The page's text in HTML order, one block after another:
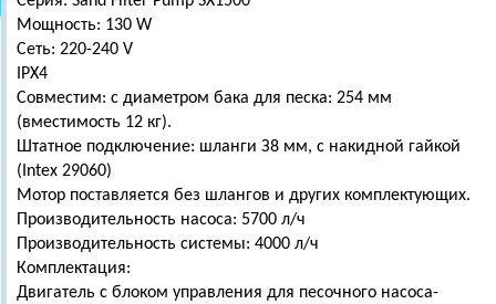
Мощность: 130 W
Сеть: 220-240 V
IPX4
Совместим: с диаметром бака для песка: 254 мм
(вместимость 12 кг).
Штатное подключение: шланги З8 мм, с накидной гайкой
(Intex 29060)
Мотор поставляется без шлангов и других комплектующих.
Производительность насоса: 5700 л/ч
Производительность системы: 4000 л/ч
Комплектация:
Двигатель с блоком управления для песочного насоса-